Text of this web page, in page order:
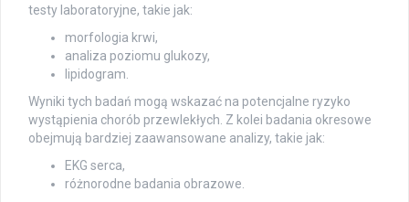
testy laboratoryjne, takie jak:
morfologia krwi,
analiza poziomu glukozy,
lipidogram.
Wyniki tych badań mogą wskazać na potencjalne ryzyko
wystąpienia chorób przewlekłych. Z kolei badania okresowe
obejmują bardziej zaawansowane analizy, takie jak:
EKG serca,
różnorodne badania obrazowe.